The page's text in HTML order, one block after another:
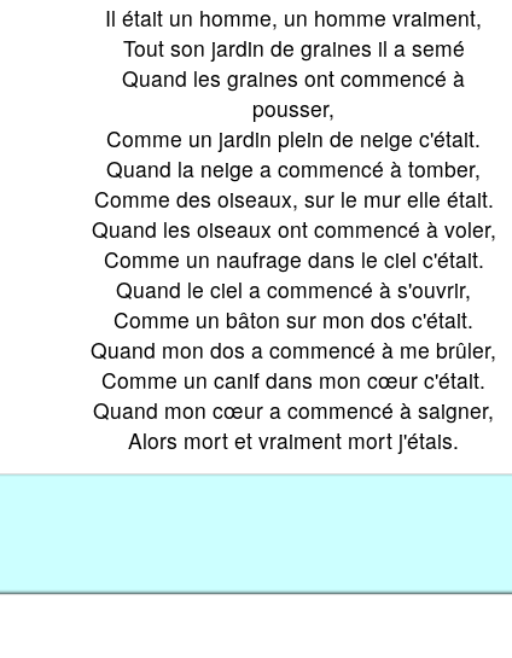
Il était un homme, un homme vraiment,
Tout son jardin de graines il a semé
Quand les graines ont commencé à
pousser,
Comme un jardin plein de neige c'était.
Quand la neige a commencé à tomber,
Comme des oiseaux, sur le mur elle était.
Quand les oiseaux ont commencé à voler,
Comme un naufrage dans le ciel c'était.
Quand le ciel a commencé à s'ouvrir,
Comme un bâton sur mon dos c'était.
Quand mon dos a commencé à me brûler,
Comme un canif dans mon cœur c'était.
Quand mon cœur a commencé à saigner,
Alors mort et vraiment mort j'étais.